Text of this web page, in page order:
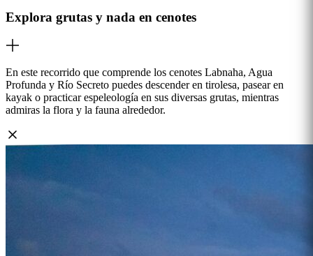
Explora grutas y nada en cenotes
En este recorrido que comprende los cenotes Labnaha, Agua
Profunda y Río Secreto puedes descender en tirolesa, pasear en
kayak o practicar espeleología en sus diversas grutas, mientras
admiras la flora y la fauna alrededor.